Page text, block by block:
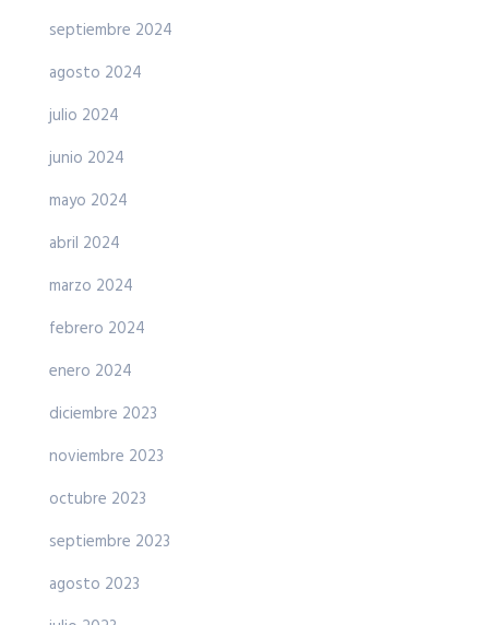
septiembre 2024
agosto 2024
julio 2024
junio 2024
mayo 2024
abril 2024
marzo 2024
febrero 2024
enero 2024
diciembre 2023
noviembre 2023
octubre 2023
septiembre 2023
agosto 2023